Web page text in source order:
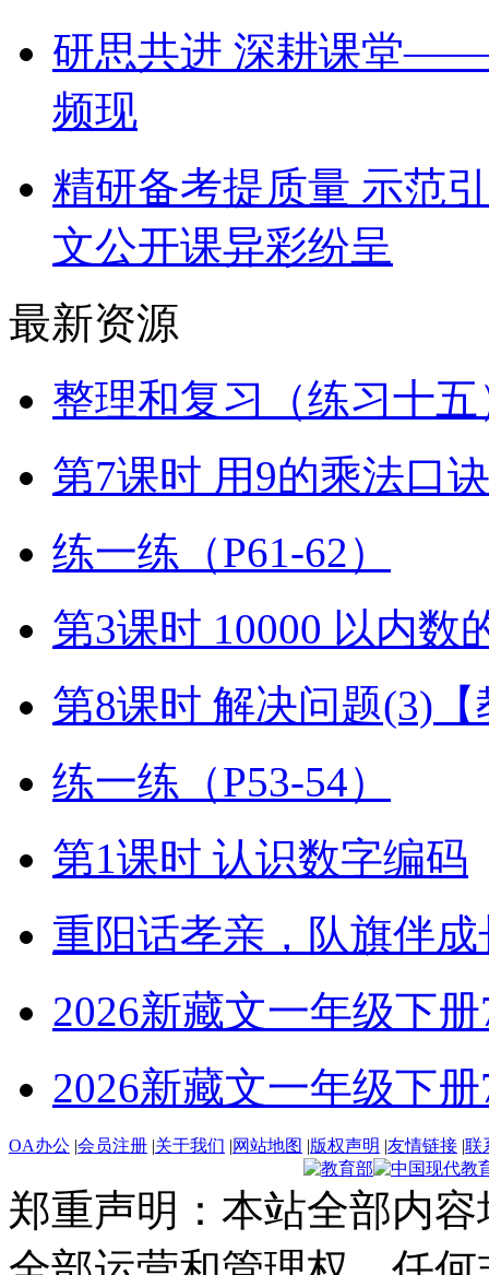
研思共进 深耕课堂——
频现
精研备考提质量 示范
文公开课异彩纷呈
最新资源
整理和复习（练习十五
第7课时 用9的乘法口
练一练（P61-62）
第3课时 10000 以内数
第8课时 解决问题(3)
练一练（P53-54）
第1课时 认识数字编码
重阳话孝亲，队旗伴成
2026新藏文一年级下册
2026新藏文一年级下册
OA办公 |会员注册 |关于我们 |网站地图 |版权声明 |友情链接 |联
郑重声明：本站全部内